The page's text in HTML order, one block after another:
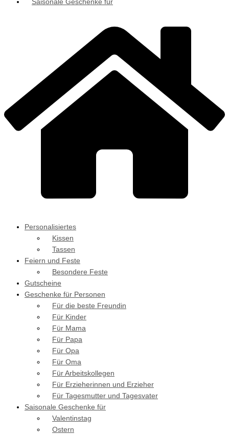
Saisonale Geschenke für
Personalisiertes
Kissen
Tassen
Feiern und Feste
Besondere Feste
Gutscheine
Geschenke für Personen
Für die beste Freundin
Für Kinder
Für Mama
Für Papa
Für Opa
Für Oma
Für Arbeitskollegen
Für Erzieherinnen und Erzieher
Für Tagesmutter und Tagesvater
Saisonale Geschenke für
Valentinstag
Ostern